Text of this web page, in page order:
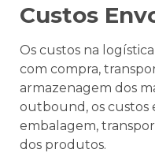
Custos
Os custos na
com compra,
armazenagem dos
outbound, os custos
embalagem,
dos produtos.